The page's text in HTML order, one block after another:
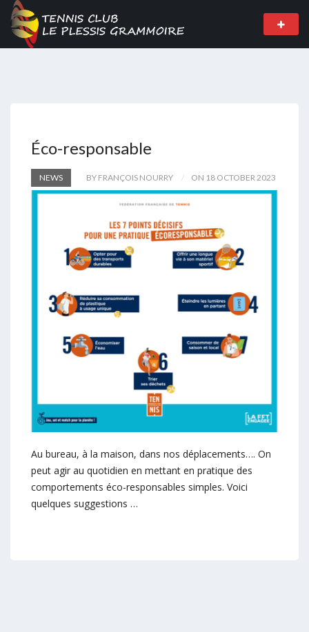
Éco-responsable
NEWS BY FRANÇOIS NOURRY ON 18 OCTOBER 2023
Au bureau, à la maison, dans nos déplacements…. On
peut agir au quotidien en mettant en pratique des
comportements éco-responsables simples. Voici
quelques suggestions …